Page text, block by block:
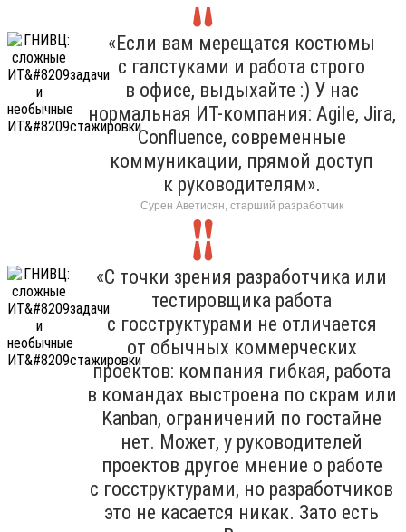
«Если вам мерещатся костюмы
с галстуками и работа строго
в офисе, выдыхайте :) У нас
нормальная ИТ-компания: Agile, Jira,
Confluence, современные
коммуникации, прямой доступ
к руководителям».
Сурен Аветисян, старший разработчик
«С точки зрения разработчика или
тестировщика работа
с госструктурами не отличается
от обычных коммерческих
проектов: компания гибкая, работа
в командах выстроена по скрам или
Kanban, ограничений по гостайне
нет. Может, у руководителей
проектов другое мнение о работе
с госструктурами, но разработчиков
это не касается никак. Зато есть